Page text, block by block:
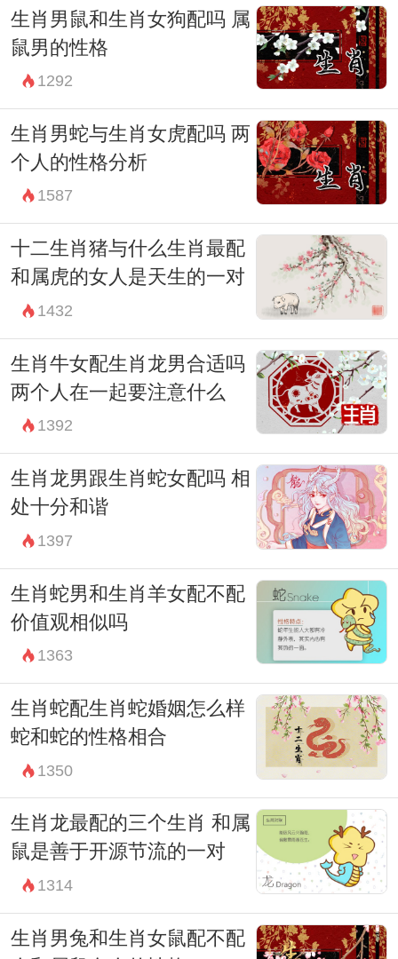
生肖男鼠和生肖女狗配吗 属
鼠男的性格
1292
生肖男蛇与生肖女虎配吗 两
个人的性格分析
1587
十二生肖猪与什么生肖最配
和属虎的女人是天生的一对
1432
生肖牛女配生肖龙男合适吗
两个人在一起要注意什么
1392
生肖龙男跟生肖蛇女配吗 相
处十分和谐
1397
生肖蛇男和生肖羊女配不配
价值观相似吗
1363
生肖蛇配生肖蛇婚姻怎么样
蛇和蛇的性格相合
1350
生肖龙最配的三个生肖 和属
鼠是善于开源节流的一对
1314
生肖男兔和生肖女鼠配不配